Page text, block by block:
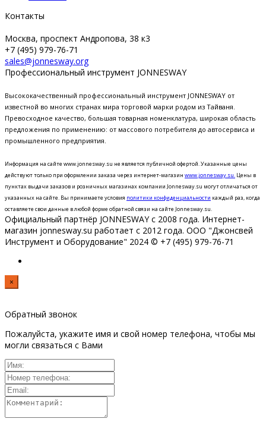
Контакты
Москва, проспект Андропова, 38 к3
+7 (495) 979-76-71
sales@jonnesway.org
Профессиональный инструмент JONNESWAY
Высококачественный профессиональный инструмент JONNESWAY от
известной во многих странах мира торговой марки родом из Тайваня.
Превосходное качество, большая товарная номенклатура, широкая область
предложения по применению: от массового потребителя до автосервиса и
промышленного предприятия.
Информация на сайте www.jonnesway.su не является публичной офертой. Указанные цены
действуют только при оформлении заказа через интернет-магазин www.jonnesway.su. Цены в
пунктах выдачи заказов и розничных магазинах компании Jonnesway.su могут отличаться от
указанных на сайте. Вы принимаете условия политики конфиденциальности каждый раз, когда
оставляете свои данные в любой форме обратной связи на сайте Jonnesway.su.
Официальный партнёр JONNESWAY с 2008 года. Интернет-
магазин jonnesway.su работает с 2012 года. ООО "Джонсвей
Инструмент и Оборудование" 2024 © +7 (495) 979-76-71
×
Обратный звонок
Пожалуйста, укажите имя и свой номер телефона, чтобы мы
могли связаться с Вами